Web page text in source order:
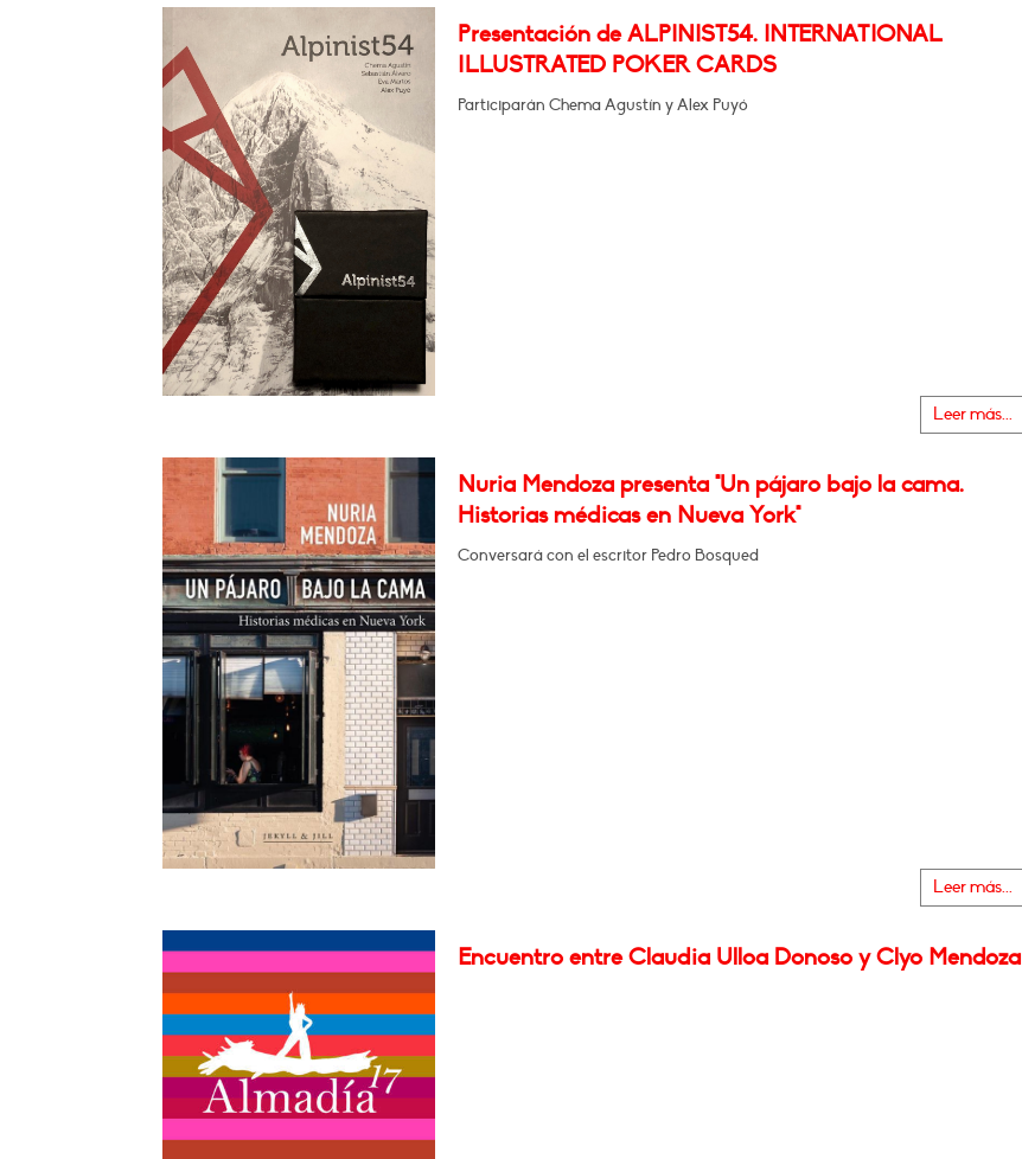
Presentación de ALPINIST54. INTERNATIONAL
ILLUSTRATED POKER CARDS
Participarán Chema Agustín y Alex Puyó
Leer más...
Nuria Mendoza presenta "Un pájaro bajo la cama.
Historias médicas en Nueva York"
Conversará con el escritor Pedro Bosqued
Leer más...
Encuentro entre Claudia Ulloa Donoso y Clyo Mendoza